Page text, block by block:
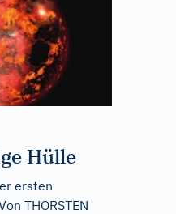
Hülle
ersten
THORSTEN